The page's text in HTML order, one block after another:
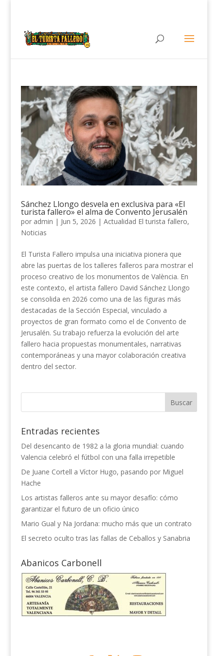
Sánchez Llongo desvela en exclusiva para «El
turista fallero» el alma de Convento Jerusalén
por admin | Jun 5, 2026 | Actualidad El turista fallero,
Noticias
El Turista Fallero impulsa una iniciativa pionera que
abre las puertas de los talleres falleros para mostrar el
proceso creativo de los monumentos de València. En
este contexto, el artista fallero David Sánchez Llongo
se consolida en 2026 como una de las figuras más
destacadas de la Sección Especial, vinculado a
proyectos de gran formato como el de Convento de
Jerusalén. Su trabajo refuerza la evolución del arte
fallero hacia propuestas monumentales, narrativas
contemporáneas y una mayor colaboración creativa
dentro del sector.
Entradas recientes
Del desencanto de 1982 a la gloria mundial: cuando
Valencia celebró el fútbol con una falla irrepetible
De Juane Cortell a Víctor Hugo, pasando por Miguel
Hache
Los artistas falleros ante su mayor desafío: cómo
garantizar el futuro de un oficio único
Mario Gual y Na Jordana: mucho más que un contrato
El secreto oculto tras las fallas de Ceballos y Sanabria
Abanicos Carbonell